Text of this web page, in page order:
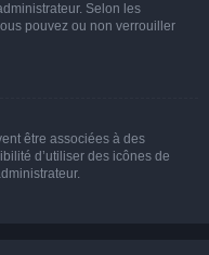
Selon les
pouvez ou non verrouiller
être associées à des
d’utiliser des icônes de